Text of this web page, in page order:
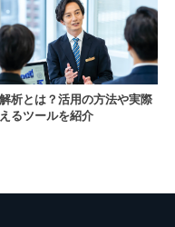
析とは？活用の方法や実際
るツールを紹介